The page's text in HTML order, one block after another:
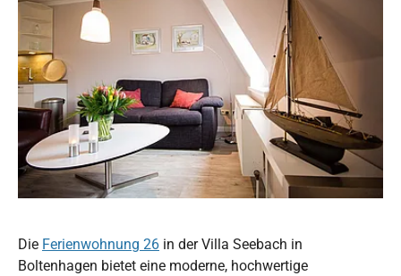
Die Ferienwohnung 26 in der Villa Seebach in
Boltenhagen bietet eine moderne, hochwertige